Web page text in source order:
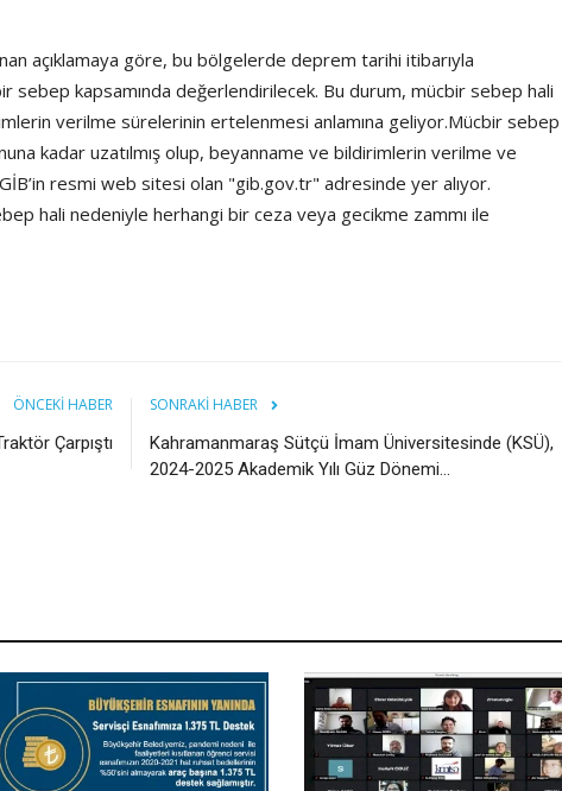
açıklamaya göre, bu bölgelerde deprem tarihi itibarıyla
sebep kapsamında değerlendirilecek. Bu durum, mücbir sebep hali
verilme sürelerinin ertelenmesi anlamına geliyor.Mücbir sebep
kadar uzatılmış olup, beyanname ve bildirimlerin verilme ve
resmi web sitesi olan "gib.gov.tr" adresinde yer alıyor.
hali nedeniyle herhangi bir ceza veya gecikme zammı ile
ÖNCEKI HABER
Çarpıştı
SONRAKI HABER
Kahramanmaraş Sütçü İmam Üniversitesinde (KSÜ),
2024-2025 Akademik Yılı Güz Dönemi...